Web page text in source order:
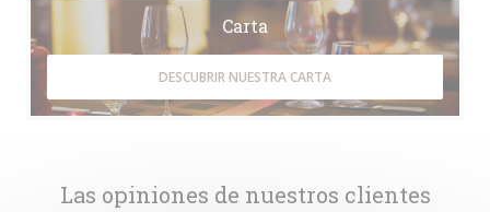
Las opiniones de nuestros clientes
Carta
DESCUBRIR NUESTRA CARTA